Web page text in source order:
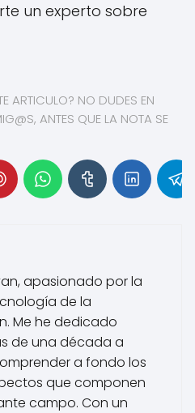
un experto sobre
ARTICULO? NO DUDES EN
ANTES QUE LA NOTA SE
apasionado por la
de la
Me he dedicado
de una década a
a fondo los
que componen
campo. Con un